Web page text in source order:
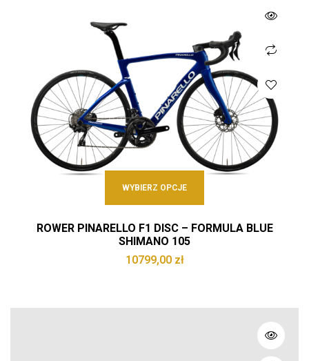
WYBIERZ OPCJE
ROWER PINARELLO F1 DISC – FORMULA BLUE
SHIMANO 105
10799,00 zł